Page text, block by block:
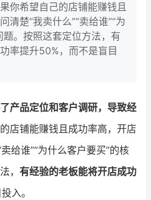
产品场景库
你希望自己的店铺能赚钱且
清楚“我卖什么”“卖给谁”“为
。按照这套定位方法，有
率提升50%，而不是盲目
产品定位和客户调研，导致经
店铺能赚钱且成功率高，开店
给谁”“为什么客户要买”的核
， 有经验的老板能将开店成功
入。